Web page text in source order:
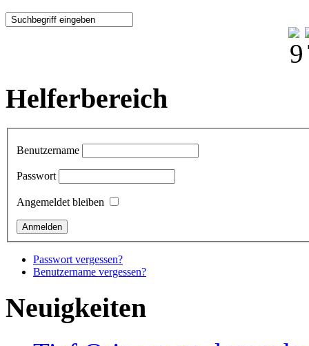
Helferbereich
Benutzername
Passwort
Angemeldet bleiben
Passwort vergessen?
Benutzername vergessen?
Neuigkeiten